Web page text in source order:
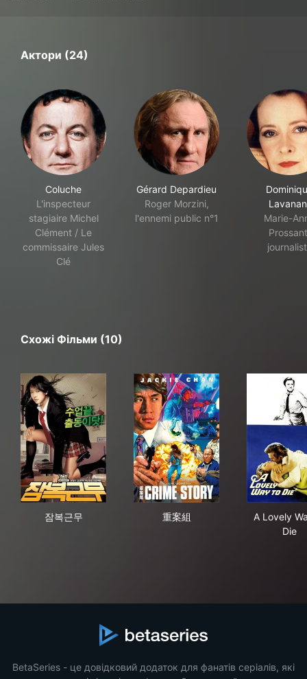
Актори (24)
Coluche
L'inspecteur
stagiaire Michel
Clément / Le
commissaire Jules
Clé
Gérard Depardieu
Roger Morzini,
l'ennemi public n°1
Marie-
Схожі Фільми (10)
잠복근무 重案組
A Lovely
Die
BetaSeries - це довідковий додаток для фанатів серіалів, які